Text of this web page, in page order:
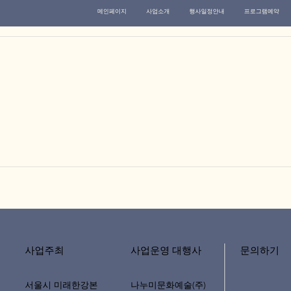
메인페이지 사업소개 행사일정안내 프로그램예약
사업주최
서울시 미래한강본
​사업운영 대행사
나누미문화예술(주)
문의하기